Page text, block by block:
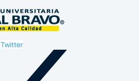
Twitter